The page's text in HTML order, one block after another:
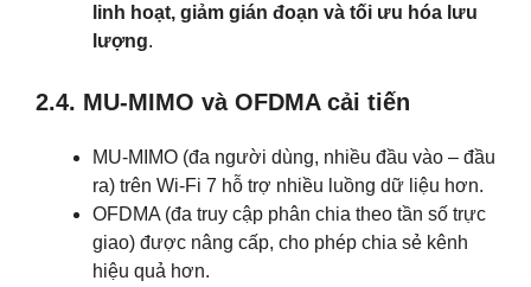
linh hoạt, giảm gián đoạn và tối ưu hóa lưu
lượng.
2.4. MU-MIMO và OFDMA cải tiến
MU-MIMO (đa người dùng, nhiều đầu vào – đầu
ra) trên Wi-Fi 7 hỗ trợ nhiều luồng dữ liệu hơn.
OFDMA (đa truy cập phân chia theo tần số trực
giao) được nâng cấp, cho phép chia sẻ kênh
hiệu quả hơn.